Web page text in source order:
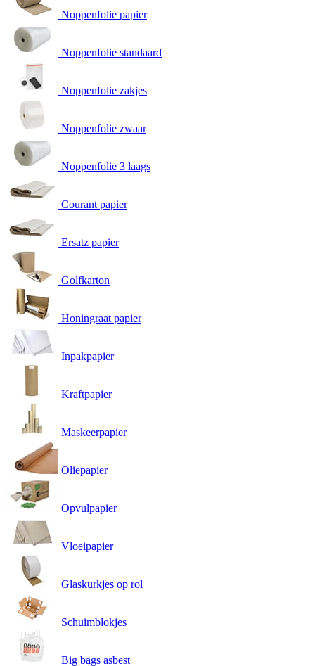
Noppenfolie papier
Noppenfolie standaard
Noppenfolie zakjes
Noppenfolie zwaar
Noppenfolie 3 laags
Courant papier
Ersatz papier
Golfkarton
Honingraat papier
Inpakpapier
Kraftpapier
Maskeerpapier
Oliepapier
Opvulpapier
Vloeipapier
Glaskurkjes op rol
Schuimblokjes
Big bags asbest